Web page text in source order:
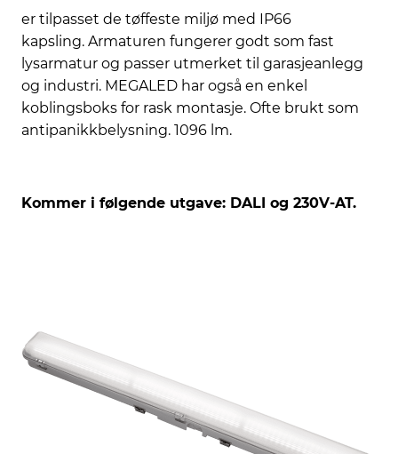
er tilpasset de tøffeste miljø med IP66
kapsling. Armaturen fungerer godt som fast
lysarmatur og passer utmerket til garasjeanlegg
og industri. MEGALED har også en enkel
koblingsboks for rask montasje. Ofte brukt som
antipanikkbelysning. 1096 lm.
Kommer i følgende utgave: DALI og 230V-AT.